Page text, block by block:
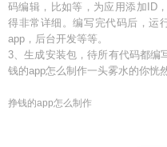
码编辑，比如等，为应用添加ID
得非常详细。编写完代码后，运
app，后台开发等等。
3、生成安装包，待所有代码都编
钱的app怎么制作一头雾水的你恍
挣钱的app怎么制作